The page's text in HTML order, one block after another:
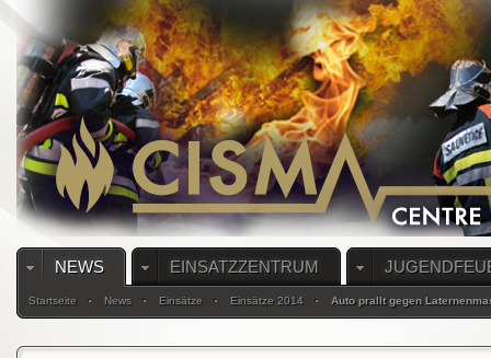
NEWS EINSATZZENTRUM
Startseite News Einsätze Einsätze 2014 Auto prallt gegen